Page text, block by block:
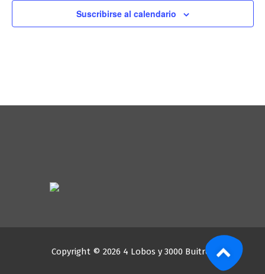
Suscribirse al calendario
Copyright © 2026 4 Lobos y 3000 Buitres